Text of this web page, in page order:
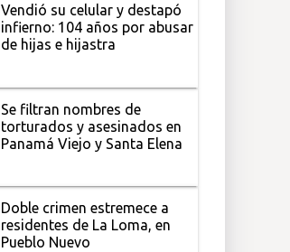
Vendió su celular y destapó
infierno: 104 años por abusar
de hijas e hijastra
Se filtran nombres de
torturados y asesinados en
Panamá Viejo y Santa Elena
Doble crimen estremece a
residentes de La Loma, en
Pueblo Nuevo